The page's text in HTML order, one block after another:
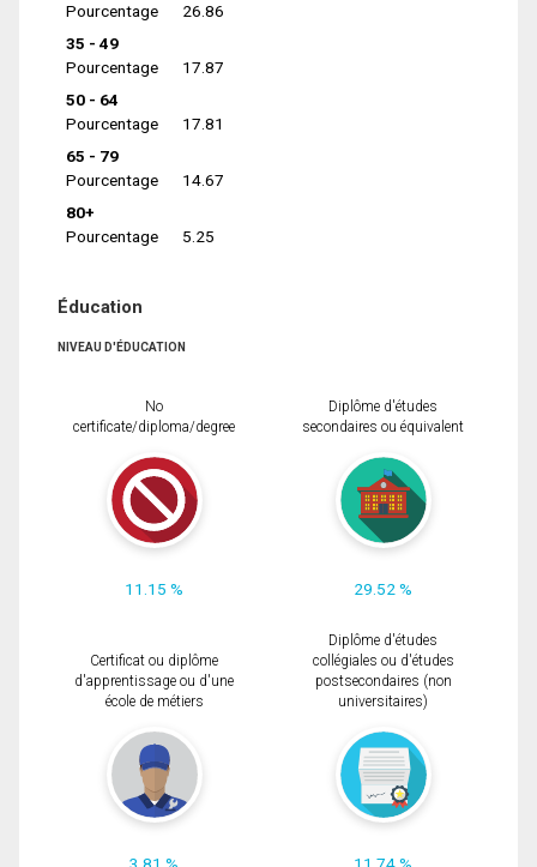
Pourcentage
26.86
35 - 49
Pourcentage
17.87
50 - 64
Pourcentage
17.81
65 - 79
Pourcentage
14.67
80+
Pourcentage
5.25
Éducation
NIVEAU D'ÉDUCATION
No
certificate/diploma/degree
11.15 %
Diplôme d'études
secondaires ou équivalent
29.52 %
Certificat ou diplôme
d'apprentissage ou d'une
école de métiers
Diplôme d'études
collégiales ou d'études
postsecondaires (non
universitaires)